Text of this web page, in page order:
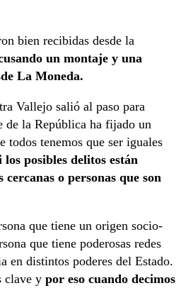
bien recibidas desde la
un montaje y una
La Moneda.
Vallejo salió al paso para
de la República ha fijado un
todos tenemos que ser iguales
posibles delitos están
o personas que son
que tiene un origen socio-
que tiene poderosas redes
en distintos poderes del Estado.
clave y por eso cuando decimos